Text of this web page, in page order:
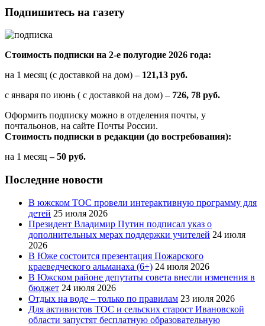
Подпишитесь на газету
Стоимость подписки на 2-е полугодие 2026 года:
на 1 месяц (с доставкой на дом) – 121,13 руб.
с января по июнь ( с доставкой на дом) – 726, 78 руб.
Оформить подписку можно в отделения почты, у
почтальонов, на сайте Почты России.
Стоимость подписки в редакции (до востребования):
на 1 месяц – 50 руб.
Последние новости
В южском ТОС провели интерактивную программу для
детей 25 июля 2026
Президент Владимир Путин подписал указ о
дополнительных мерах поддержки учителей 24 июля
2026
В Юже состоится презентация Пожарского
краеведческого альманаха (6+) 24 июля 2026
В Южском районе депутаты совета внесли изменения в
бюджет 24 июля 2026
Отдых на воде – только по правилам 23 июля 2026
Для активистов ТОС и сельских старост Ивановской
области запустят бесплатную образовательную